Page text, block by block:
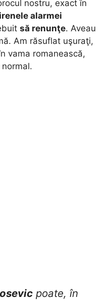
nostru, exact în
alarmei
să renunţe. Aveau
Am răsuflat uşuraţi,
vama romanească,
poate, în